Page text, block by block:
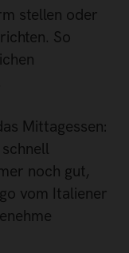
stellen oder
So
Mittagessen:
noch gut,
vom Italiener